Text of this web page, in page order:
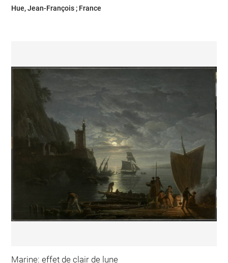
Hue, Jean-François ; France
Marine: effet de clair de lune